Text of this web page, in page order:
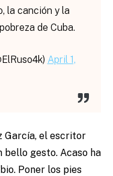
la canción y la
de Cuba.
April 1,
García, el escritor
bello gesto. Acaso ha
Poner los pies